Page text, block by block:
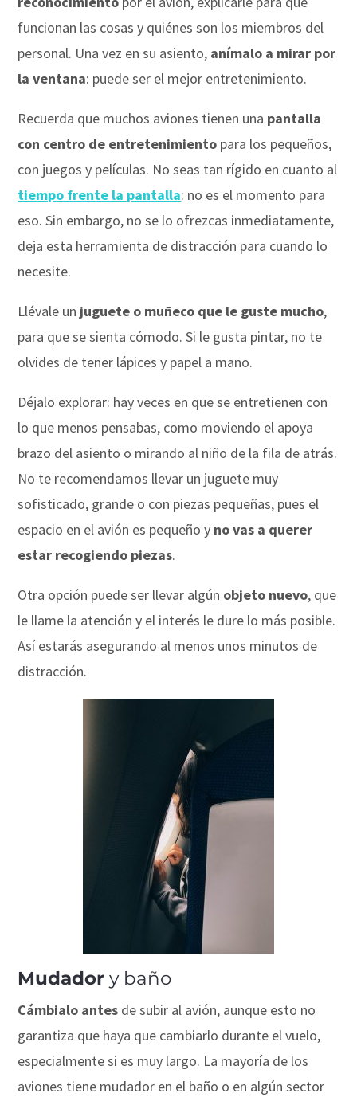
funcionan las cosas y quiénes son los miembros del
personal. Una vez en su asiento, anímalo a mirar por
la ventana: puede ser el mejor entretenimiento.
Recuerda que muchos aviones tienen una pantalla
con centro de entretenimiento para los pequeños,
con juegos y películas. No seas tan rígido en cuanto al
tiempo frente la pantalla: no es el momento para
eso. Sin embargo, no se lo ofrezcas inmediatamente,
deja esta herramienta de distracción para cuando lo
necesite.
Llévale un juguete o muñeco que le guste mucho,
para que se sienta cómodo. Si le gusta pintar, no te
olvides de tener lápices y papel a mano.
Déjalo explorar: hay veces en que se entretienen con
lo que menos pensabas, como moviendo el apoya
brazo del asiento o mirando al niño de la fila de atrás.
No te recomendamos llevar un juguete muy
sofisticado, grande o con piezas pequeñas, pues el
espacio en el avión es pequeño y no vas a querer
estar recogiendo piezas.
Otra opción puede ser llevar algún objeto nuevo, que
le llame la atención y el interés le dure lo más posible.
Así estarás asegurando al menos unos minutos de
distracción.
Mudador y baño
Cámbialo antes de subir al avión, aunque esto no
garantiza que haya que cambiarlo durante el vuelo,
especialmente si es muy largo. La mayoría de los
aviones tiene mudador en el baño o en algún sector